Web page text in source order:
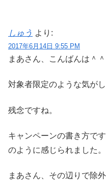
しゅう より:
2017年6月14日 9:55 PM
まあさん、こんばんは＾＾
対象者限定のような気が
残念ですね。
キャンペーンの書き方で
のように感じられました。
まあさん、その辺りで除